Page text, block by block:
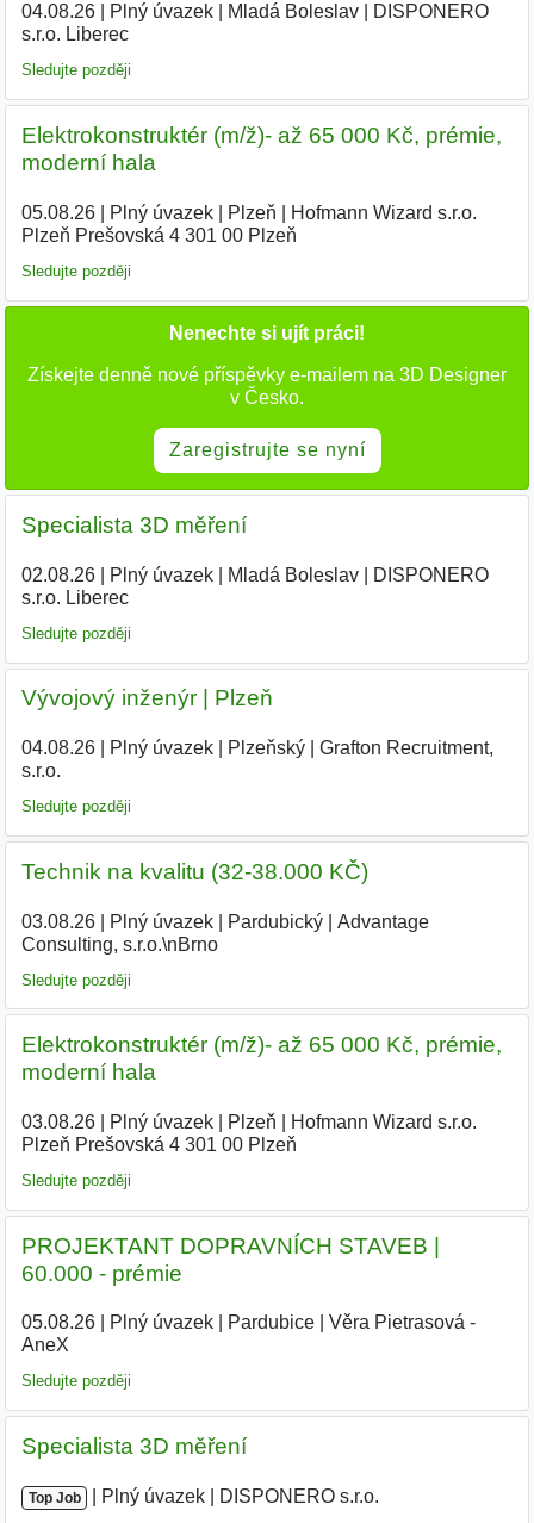
04.08.26| Plný úvazek| Mladá Boleslav|
DISPONERO
s.r.o. Liberec
Sledujte později
Elektrokonstruktér (m/ž)- až 65 000 Kč, prémie,
moderní hala
05.08.26| Plný úvazek| Plzeň
Hofmann Wizard s.r.o.
Plzeň Prešovská 4 301 00 Plzeň
Sledujte později
Nenechte si ujít práci!
Získejte denně nové příspěvky e-mailem na 3D Designer
v Česko.
Zaregistrujte se nyní
Specialista 3D měření
02.08.26| Plný úvazek| Mladá Boleslav|
DISPONERO
s.r.o. Liberec
Sledujte později
Vývojový inženýr | Plzeň
04.08.26| Plný úvazek| Plzeňský|
Grafton Recruitment,
s.r.o.
Sledujte později
Technik na kvalitu (32-38.000 KČ)
03.08.26| Plný úvazek| Pardubický|
Advantage
Consulting, s.r.o.\nBrno
Sledujte později
Elektrokonstruktér (m/ž)- až 65 000 Kč, prémie,
moderní hala
03.08.26| Plný úvazek| Plzeň
Hofmann Wizard s.r.o.
Plzeň Prešovská 4 301 00 Plzeň
Sledujte později
PROJEKTANT DOPRAVNÍCH STAVEB |
60.000 - prémie
05.08.26| Plný úvazek| Pardubice|
Věra Pietrasová -
AneX
Sledujte později
Specialista 3D měření
Top Job Plný úvazek DISPONERO s.r.o.